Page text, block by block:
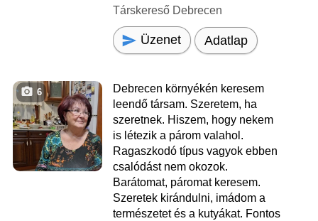
Társkereső Debrecen
Üzenet Adatlap
6
Debrecen környékén keresem
leendő társam. Szeretem, ha
szeretnek. Hiszem, hogy nekem
is létezik a párom valahol.
Ragaszkodó típus vagyok ebben
csalódást nem okozok.
Barátomat, páromat keresem.
Szeretek kirándulni, imádom a
természetet és a kutyákat. Fontos